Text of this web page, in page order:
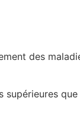
des
que